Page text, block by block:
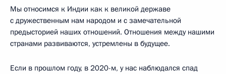
Мы относимся к Индии как к великой державе
с дружественным нам народом и с замечательной
предысторией наших отношений. Отношения между нашими
странами развиваются, устремлены в будущее.
Если в прошлом году, в 2020-м, у нас наблюдался спад